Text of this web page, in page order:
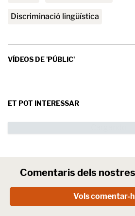
discriminació lingüística
VÍDEOS DE 'PÚBLIC'
ET POT INTERESSAR
Comentaris dels
Vols comentar-